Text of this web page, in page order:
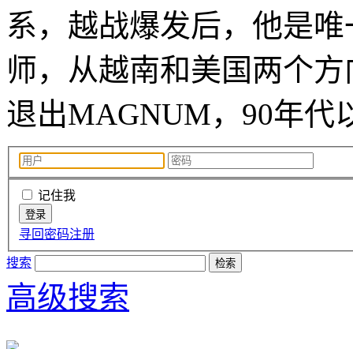
系，越战爆发后，他是
师，从越南和美国两个
退出MAGNUM，90年
记住我
寻回密码注册
搜索
高级搜索